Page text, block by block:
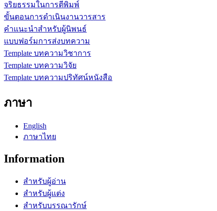
จริยธรรมในการตีพิมพ์
ขั้นตอนการดำเนินงานวารสาร
คำแนะนำสำหรับผู้นิพนธ์
แบบฟอร์มการส่งบทความ
Template บทความวิชาการ
Template บทความวิจัย
Template บทความปริทัศน์หนังสือ
ภาษา
English
ภาษาไทย
Information
สำหรับผู้อ่าน
สำหรับผู้แต่ง
สำหรับบรรณารักษ์